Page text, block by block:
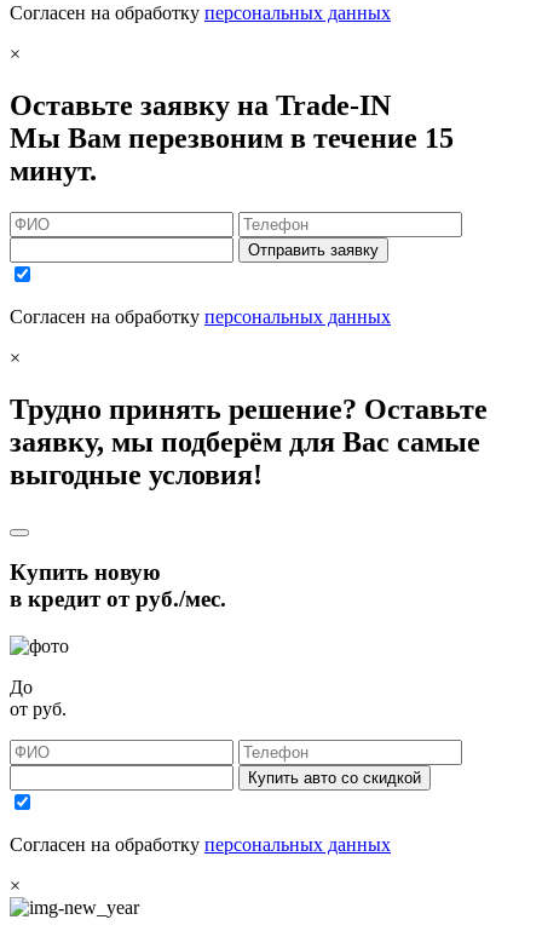
Согласен на обработку персональных данных
×
Оставьте заявку на Trade-IN
Мы Вам перезвоним в течение 15
минут.
Отправить заявку
Согласен на обработку персональных данных
×
Трудно принять решение? Оставьте
заявку, мы подберём для Вас самые
выгодные условия!
Купить новую
в кредит отруб./мес.
До
от руб.
Купить авто со скидкой
Согласен на обработку персональных данных
×